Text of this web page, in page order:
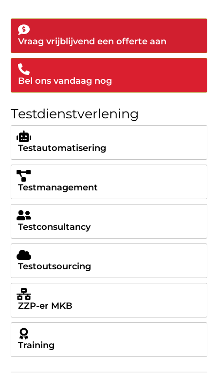
Vraag vrijblijvend een offerte aan
Bel ons vandaag nog
Testdienstverlening
Testautomatisering
Testmanagement
Testconsultancy
Testoutsourcing
ZZP-er MKB
Training